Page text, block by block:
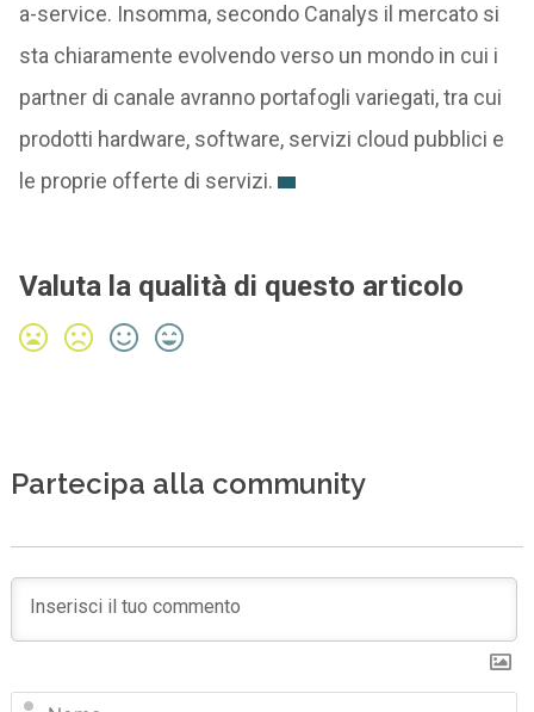
a-service. Insomma, secondo Canalys il mercato si
sta chiaramente evolvendo verso un mondo in cui i
partner di canale avranno portafogli variegati, tra cui
prodotti hardware, software, servizi cloud pubblici e
le proprie offerte di servizi.
Valuta la qualità di questo articolo
Partecipa alla community